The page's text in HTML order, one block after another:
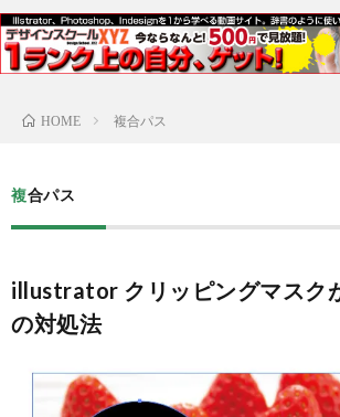
HOME 複合パス
複合パス
illustrator クリッピングマスク
の対処法